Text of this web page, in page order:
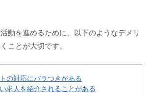
動を進めるために、以下のようなデメリ
ことが大切です。
の対応にバラつきがある
求人を紹介されることがある